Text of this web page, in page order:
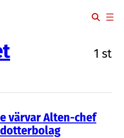
1 st
värvar Alten-chef